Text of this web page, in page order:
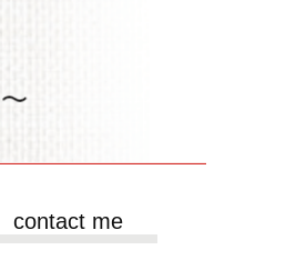
contact me